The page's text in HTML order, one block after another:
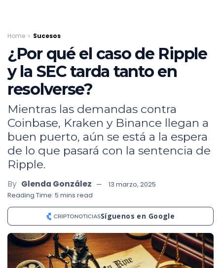
Home Sucesos
¿Por qué el caso de Ripple
y la SEC tarda tanto en
resolverse?
Mientras las demandas contra
Coinbase, Kraken y Binance llegan a
buen puerto, aún se está a la espera
de lo que pasará con la sentencia de
Ripple.
By Glenda González
13 marzo, 2025
Reading Time: 5 mins read
Síguenos en Google